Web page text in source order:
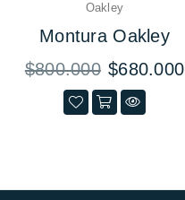
Oakley
Montura Oakley
Precio
habitual
$800.000 $680.000